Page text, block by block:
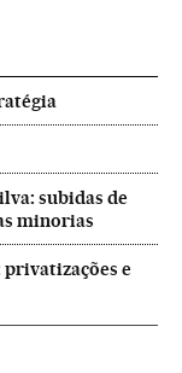
subidas de
minorias
e